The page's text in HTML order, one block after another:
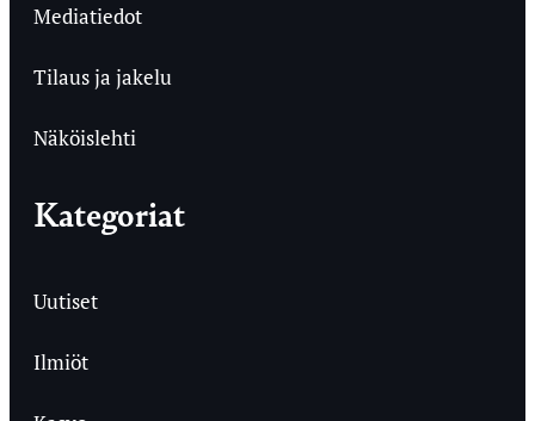
Mediatiedot
Tilaus ja jakelu
Näköislehti
Kategoriat
Uutiset
Ilmiöt